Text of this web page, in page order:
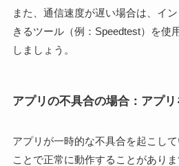
また、通信速度が遅い場合は、イ
きるツール（例：Speedtest）を使
しましょう。
アプリの不具合の場合：アプ
アプリが一時的な不具合を起こし
ことで正常に動作することがありま